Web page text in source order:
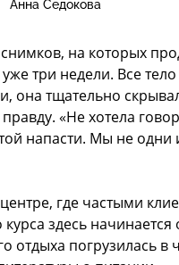
Анна Седокова
на которых
три недели. Все
она тщательно
«Не хотела
напасти. Мы не
где частыми
здесь
отдыха погрузилась в